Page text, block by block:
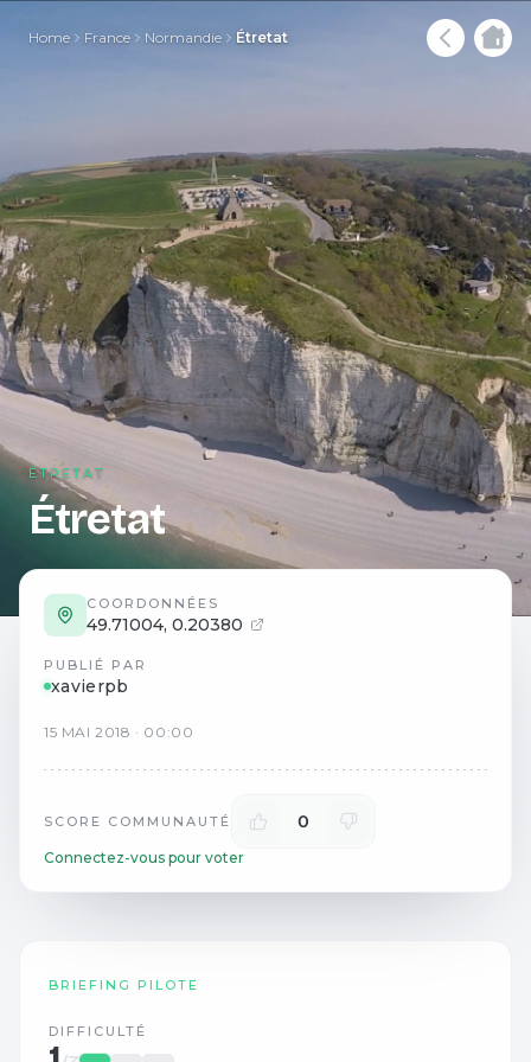
Home France Normandie Étretat
ÉTRETAT
Étretat
COORDONNÉES
49.71004, 0.20380
PUBLIÉ PAR
xavierpb
15 MAI 2018 · 00:00
SCORE COMMUNAUTÉ 0
Connectez-vous pour voter
BRIEFING PILOTE
DIFFICULTÉ